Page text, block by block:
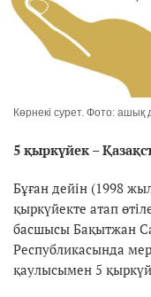
Көрнекі сурет. Фото: ашық
5 қыркүйек –
Бұған дейін (1998
қыркүйекте атап
басшысы Бақытжан
Республикасында
қаулысымен 5